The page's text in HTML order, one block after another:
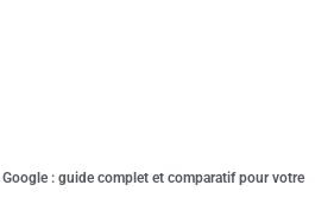
Google : guide complet et comparatif pour votre